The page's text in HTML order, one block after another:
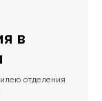
в
отделения